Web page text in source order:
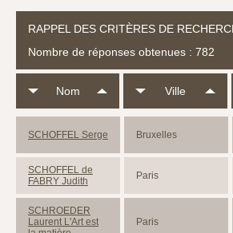
RAPPEL DES CRITÈRES DE
Nombre de réponses obtenues : 782
Nom Ville
SCHOFFEL Serge Bruxelles
SCHOFFEL de
FABRY Judith
Paris
SCHROEDER
Laurent L'Art est
Paris